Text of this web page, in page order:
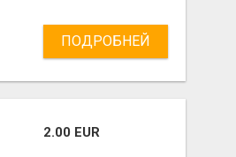
ПОДРОБНЕЙ
2.00 EUR